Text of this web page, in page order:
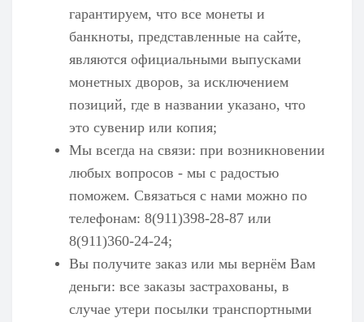
гарантируем, что все монеты и
банкноты, представленные на сайте,
являются официальными выпусками
монетных дворов, за исключением
позиций, где в названии указано, что
это сувенир или копия;
Мы всегда на связи: при возникновении
любых вопросов - мы с радостью
поможем. Связаться с нами можно по
телефонам: 8(911)398-28-87 или
8(911)360-24-24;
Вы получите заказ или мы вернём Вам
деньги: все заказы застрахованы, в
случае утери посылки транспортными